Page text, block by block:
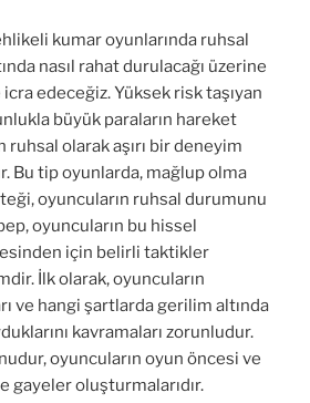
kumar oyunlarında ruhsal
nasıl rahat durulacağı üzerine
edeceğiz. Yüksek risk taşıyan
büyük paraların hareket
olarak aşırı bir deneyim
Bu tip oyunlarda, mağlup olma
oyuncuların ruhsal durumunu
oyuncuların bu hissel
için belirli taktikler
İlk olarak, oyuncuların
ve hangi şartlarda gerilim altında
kavramaları zorunludur.
oyuncuların oyun öncesi ve
gayeler oluşturmalarıdır.